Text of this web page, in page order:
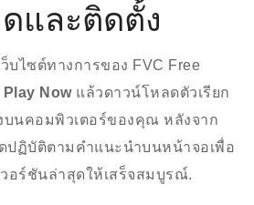
และติดตั้ง
ไซต์ทางการของ FVC Free
Play Nowแล้วดาวน์โหลดตัวเรียก
บนคอมพิวเตอร์ของคุณ หลังจาก
ปฏิบัติตามคำแนะนำบนหน้าจอเพื่อ
วอร์ชันล่าสุดให้เสร็จสมบูรณ์.